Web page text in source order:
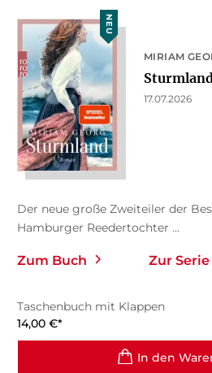
NEU
MIRIAM
17.07.2026
Der neue große Zweiteiler der
Hamburger Reedertochter ...
Zum Buch Zur Serie
Taschenbuch mit Klappen
14,00 €*
In den